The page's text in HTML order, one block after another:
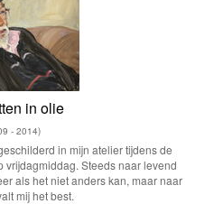
in olie
- 2014)
in mijn atelier tijdens de
Steeds naar levend
als het niet anders kan, maar naar
mij het best.